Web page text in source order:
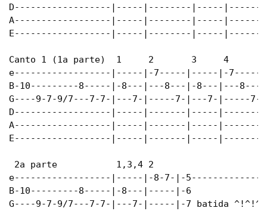
D------------------|-----|--------|-----
A------------------|-----|--------|-----
E------------------|-----|--------|-----
Canto 1 (1a parte)  1     2       3     4
e------------------|-----|-7-----|-----|-7-----|
B-10---------8-----|-8---|---8---|-8---|---8---|
G----9-7-9/7---7-7-|---7-|-----7-|---7-|-----7-|
D------------------|-----|-------|-----|-------|
A------------------|-----|-------|-----|-------|
E------------------|-----|-------|-----|-------|
2a parte           1,3,4 2
e------------------|-----|-8-7-|-
B-10---------8-----|-8---|-----|-6
G----9-7-9/7---7-7-|---7-|-----|-7 batida